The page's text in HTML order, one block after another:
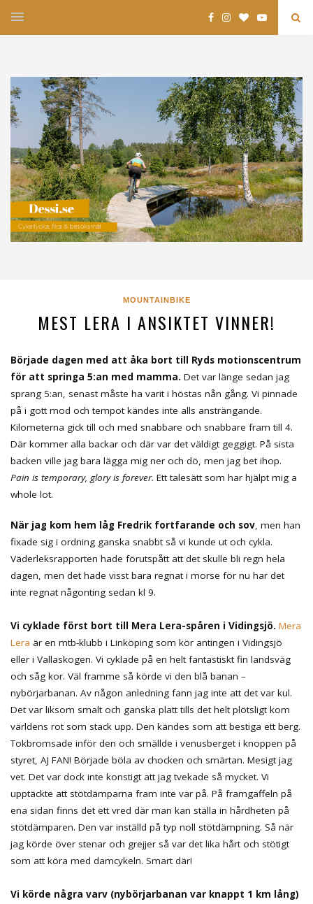
MOUNTAINBIKE
MEST LERA I ANSIKTET VINNER!
Började dagen med att åka bort till Ryds motionscentrum
för att springa 5:an med mamma. Det var länge sedan jag
sprang 5:an, senast måste ha varit i höstas nån gång. Vi pinnade
på i gott mod och tempot kändes inte alls ansträngande.
Kilometerna gick till och med snabbare och snabbare fram till 4.
Där kommer alla backar och där var det väldigt geggigt. På sista
backen ville jag bara lägga mig ner och dö, men jag bet ihop.
Pain is temporary, glory is forever. Ett talesätt som har hjälpt mig a
whole lot.
När jag kom hem låg Fredrik fortfarande och sov, men han
fixade sig i ordning ganska snabbt så vi kunde ut och cykla.
Väderleksrapporten hade förutspått att det skulle bli regn hela
dagen, men det hade visst bara regnat i morse för nu har det
inte regnat någonting sedan kl 9.
Vi cyklade först bort till Mera Lera-spåren i Vidingsjö. Mera
Lera är en mtb-klubb i Linköping som kör antingen i Vidingsjö
eller i Vallaskogen. Vi cyklade på en helt fantastiskt fin landsväg
och såg kor. Väl framme så körde vi den blå banan –
nybörjarbanan. Av någon anledning fann jag inte att det var kul.
Det var liksom smalt och ganska platt tills det helt plötsligt kom
världens rot som stack upp. Den kändes som att bestiga ett berg.
Tokbromsade inför den och smällde i venusberget i knoppen på
styret, AJ FAN! Började böla av chocken och smärtan. Mesigt jag
vet. Det var dock inte konstigt att jag tvekade så mycket. Vi
upptäckte att stötdämparna fram inte var på. På framgaffeln på
ena sidan finns det ett vred där man kan ställa in hårdheten på
stötdämparen. Den var inställd på typ noll stötdämpning. Så när
jag körde över stenar och grejjer så var det lika hårt och stötigt
som att köra med damcykeln. Smart där!
Vi körde några varv (nybörjarbanan var knappt 1 km lång)